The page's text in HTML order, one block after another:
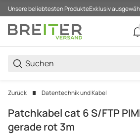
Unsere beliebtesten ProdukteExklusiv
0
Zurück Datentechnik und Kabel
Patchkabel cat 6 S/FTP
gerade rot 3m